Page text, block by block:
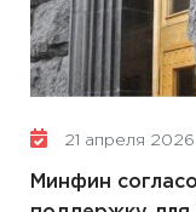
21 апреля
Минфин